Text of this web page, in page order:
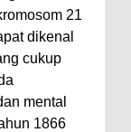
21
dikenal
cukup
mental
1866